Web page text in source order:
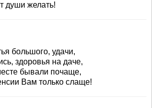
души желать!
большого, удачи,
здоровья на даче,
бывали почаще,
Вам только слаще!